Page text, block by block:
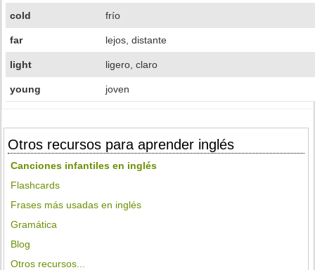
cold frío
far lejos, distante
light ligero, claro
young joven
Otros recursos para aprender inglés
Canciones infantiles en inglés
Flashcards
Frases más usadas en inglés
Gramática
Blog
Otros recursos...